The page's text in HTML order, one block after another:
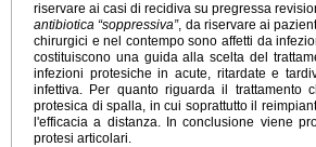
riservare ai casi di recidiva su pregressa
antibiotica “soppressiva”, da riservare ai
chirurgici e nel contempo sono affetti da
costituiscono una guida alla scelta del
infezioni protesiche in acute, ritardate e
infettiva. Per quanto riguarda il trattamento
protesica di spalla, in cui soprattutto il
l'efficacia a distanza. In conclusione viene
protesi articolari.